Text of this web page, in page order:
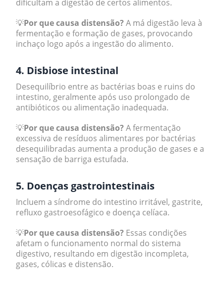
dificultam a digestão de certos alimentos.
💡Por que causa distensão? A má digestão leva à
fermentação e formação de gases, provocando
inchaço logo após a ingestão do alimento.
4. Disbiose intestinal
Desequilíbrio entre as bactérias boas e ruins do
intestino, geralmente após uso prolongado de
antibióticos ou alimentação inadequada.
💡Por que causa distensão? A fermentação
excessiva de resíduos alimentares por bactérias
desequilibradas aumenta a produção de gases e a
sensação de barriga estufada.
5. Doenças gastrointestinais
Incluem a síndrome do intestino irritável, gastrite,
refluxo gastroesofágico e doença celíaca.
💡Por que causa distensão? Essas condições
afetam o funcionamento normal do sistema
digestivo, resultando em digestão incompleta,
gases, cólicas e distensão.